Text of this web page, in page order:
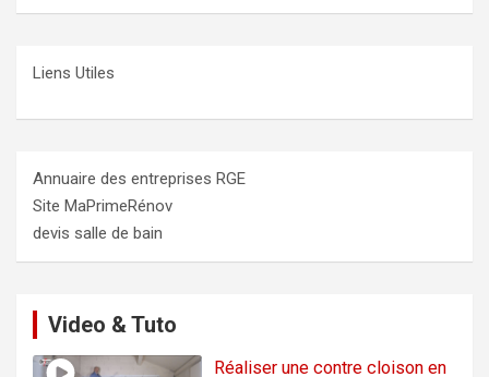
Liens Utiles
Annuaire des entreprises RGE
Site MaPrimeRénov
devis salle de bain
Video & Tuto
Réaliser une contre cloison en